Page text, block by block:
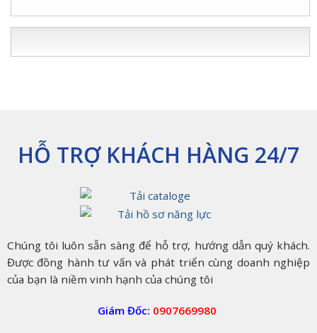
Toàn
Cho
Thống
Hoc
Môn
Đại
Thống
Bạn
HỖ TRỢ KHÁCH HÀNG 24/7
Chúng tôi luôn sẵn sàng để hỗ trợ, hướng dẫn quý khách.
Được đồng hành tư vấn và phát triển cùng doanh nghiệp
của bạn là niềm vinh hạnh của chúng tôi
Giám Đốc: 0907669980